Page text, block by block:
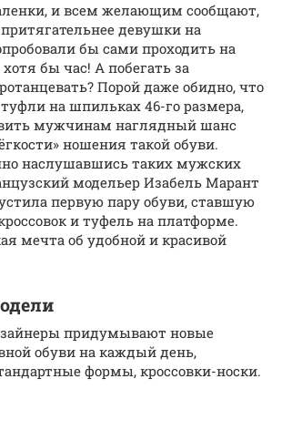
и всем желающим сообщают,
девушки на
бы сами проходить на
бы час! А побегать за
Порой даже обидно, что
на шпильках 46-го размера,
мужчинам наглядный шанс
ношения такой обуви.
наслушавшись таких мужских
модельер Изабель Марант
первую пару обуви, ставшую
и туфель на платформе.
мечта об удобной и красивой
придумывают новые
обуви на каждый день,
формы, кроссовки-носки.